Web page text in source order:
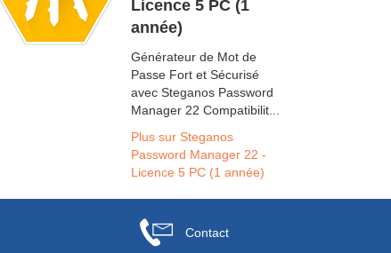
Licence 5 PC (1
année)
Générateur de Mot de
Passe Fort et Sécurisé
avec Steganos Password
Manager 22 Compatibilit...
Plus sur Steganos
Password Manager 22 -
Licence 5 PC (1 année)
Contact